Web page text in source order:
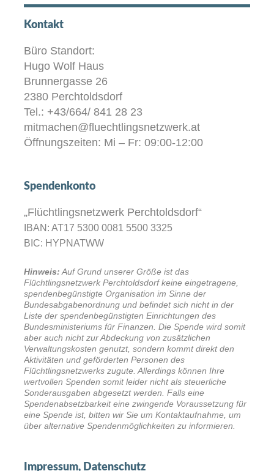
Kontakt
Büro Standort:
Hugo Wolf Haus
Brunnergasse 26
2380 Perchtoldsdorf
Tel.: +43/664/ 841 28 23
mitmachen@fluechtlingsnetzwerk.at
Öffnungszeiten: Mi – Fr: 09:00-12:00
Spendenkonto
„Flüchtlingsnetzwerk Perchtoldsdorf“
IBAN: AT17 5300 0081 5500 3325
BIC: HYPNATWW
Hinweis: Auf Grund unserer Größe ist das
Flüchtlingsnetzwerk Perchtoldsdorf keine eingetragene,
spendenbegünstigte Organisation im Sinne der
Bundesabgabenordnung und befindet sich nicht in der
Liste der spendenbegünstigten Einrichtungen des
Bundesministeriums für Finanzen. Die Spende wird somit
aber auch nicht zur Abdeckung von zusätzlichen
Verwaltungskosten genutzt, sondern kommt direkt den
Aktivitäten und geförderten Personen des
Flüchtlingsnetzwerks zugute. Allerdings können Ihre
wertvollen Spenden somit leider nicht als steuerliche
Sonderausgaben abgesetzt werden. Falls eine
Spendenabsetzbarkeit eine zwingende Voraussetzung für
eine Spende ist, bitten wir Sie um Kontaktaufnahme, um
über alternative Spendenmöglichkeiten zu informieren.
Impressum, Datenschutz